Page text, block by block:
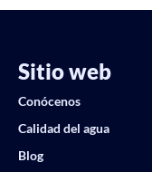
Sitio web
Conócenos
Calidad del agua
Blog